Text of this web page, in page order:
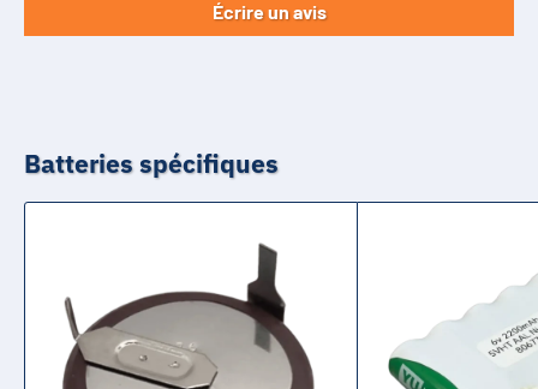
Écrire un avis
Batteries spécifiques